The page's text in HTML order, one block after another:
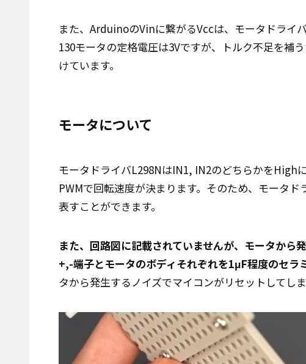
また、ArduinoのVinに繋がるVccは、モータドライ
130モータの定格電圧は3Vですが、トルク不足を補
けています。
モータについて
モータドライバL298NはIN1, IN2のどちらかをHigh
PWMで回転速度が決まります。そのため、モータ
表すことができます。
また、回路図に記載されていませんが、モータから
+,-端子とモータのボディそれぞれを1μF程度のセラ
タから発生するノイズでマイコンがリセットしてし